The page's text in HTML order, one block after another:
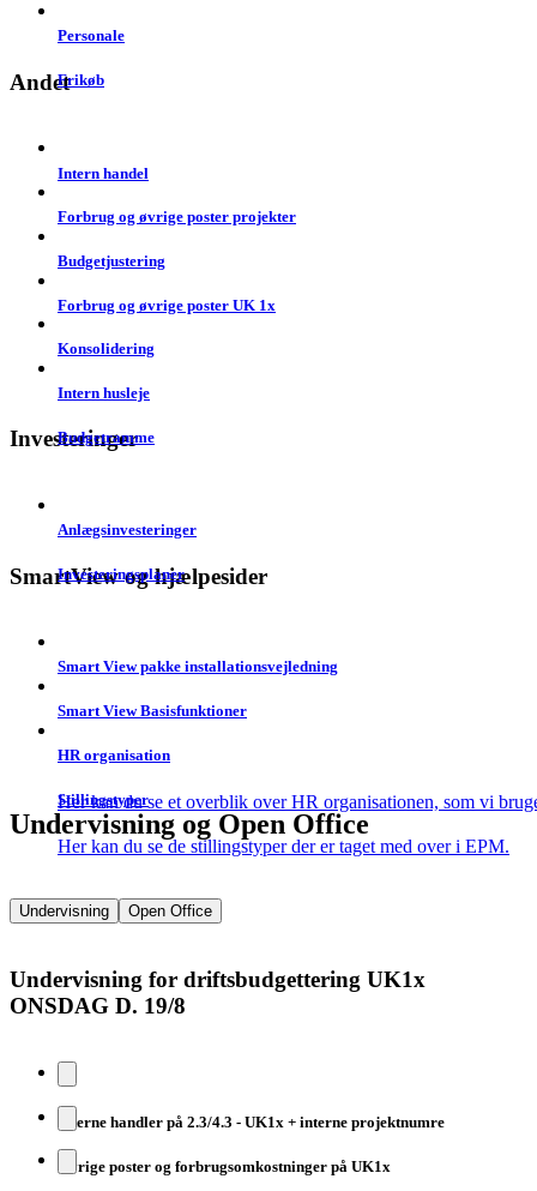
Personale
Frikøb
Andet
Intern handel
Forbrug og øvrige poster projekter
Budgetjustering
Forbrug og øvrige poster UK 1x
Konsolidering
Intern husleje
Budgetramme
Investeringer
Anlægsinvesteringer
Investeringsplaner
SmartView og hjælpesider
Smart View pakke installationsvejledning
Smart View Basisfunktioner
HR organisation
Her kan du se et overblik over HR organisationen, som vi
Stillingstyper
Her kan du se de stillingstyper der er taget med over i EPM.
Undervisning og Open Office
Undervisning Open Office
Undervisning for driftsbudgettering UK1x
ONSDAG D. 19/8
Interne handler på 2.3/4.3 - UK1x + interne projektnumre
Øvrige poster og forbrugsomkostninger på UK1x